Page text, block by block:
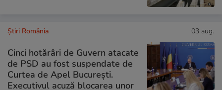
Știri România 03 aug.
Cinci hotărâri de Guvern atacate
de PSD au fost suspendate de
Curtea de Apel București.
Executivul acuză blocarea unor